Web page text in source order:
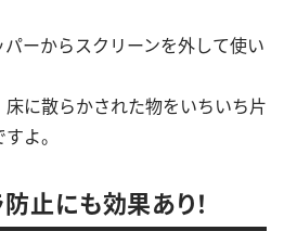
ーからスクリーンを外して使い
に散らかされた物をいちいち片
よ。
止にも効果あり！